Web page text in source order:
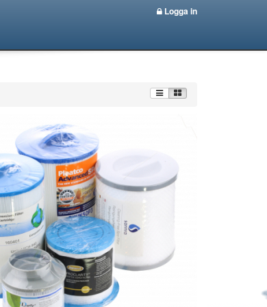
Logga in